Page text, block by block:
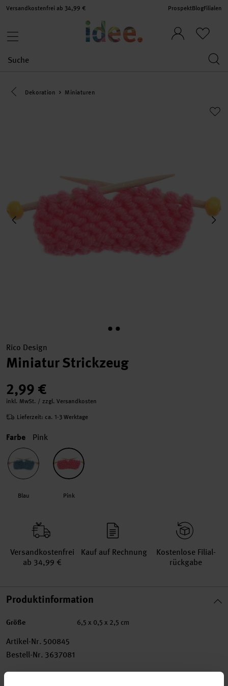
Versandkostenfrei ab 34,99 € ProspektBlogFilialen
Eine Kategorie zurück navigieren
Dekoration Miniaturen
Rico Design
Miniatur Strickzeug
2,99 €
inkl. MwSt. / zzgl. Versandkosten
Lieferzeit: ca. 1-3 Werktage
Farbe Pink
Blau Pink
Versand­kosten­frei
ab 34,99 €
Kauf auf Rechnung
Kosten­lose Filial­
rückgabe
Produktinformation
Größe 6,5 x 0,5 x 2,5 cm
Artikel-Nr. 500845
Bestell-Nr. 3637081